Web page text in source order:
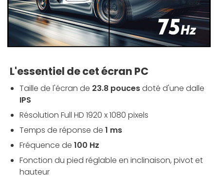
L'essentiel de cet écran PC
Taille de l'écran de 23.8 poucesdoté d'une dalle
IPS
Résolution Full HD 1920 x 1080 pixels
Temps de réponse de 1 ms
Fréquence de 100 Hz
Fonction du pied réglable en inclinaison, pivot et
hauteur